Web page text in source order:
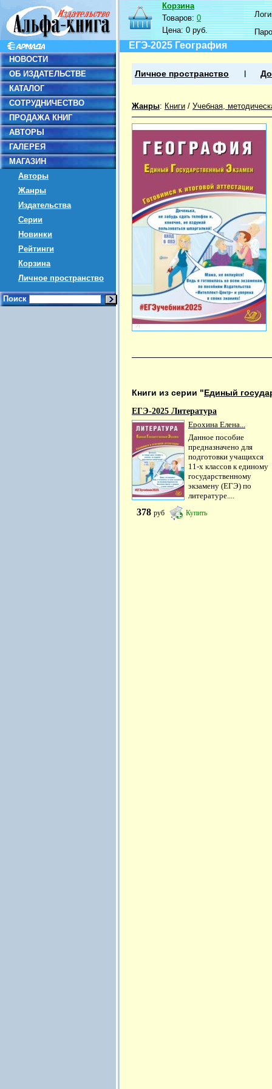
НОВОСТИ
ОБ ИЗДАТЕЛЬСТВЕ
КАТАЛОГ
СОТРУДНИЧЕСТВО
ПРОДАЖА КНИГ
АВТОРЫ
ГАЛЕРЕЯ
МАГАЗИН
Авторы
Жанры
Издательства
Серии
Новинки
Рейтинги
Корзина
Личное пространство
Поиск
Корзина
Товаров:0
Цена:0 руб.
ЕГЭ-2025 География
Личное пространство
Жанры: Книги / Учебная,
Книги из серии "Единый
ЕГЭ-2025 Литература
Ерохина Елена...
Данное пособие
предназначено для
подготовки учащихся
11-х классов к единому
государственному
экзамену (ЕГЭ) по
литературе....
378 руб Купить